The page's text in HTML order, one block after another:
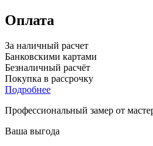
Оплата
За наличный расчет
Банковскими картами
Безналичный расчёт
Покупка в рассрочку
Подробнее
Профессиональный замер от
Ваша выгода